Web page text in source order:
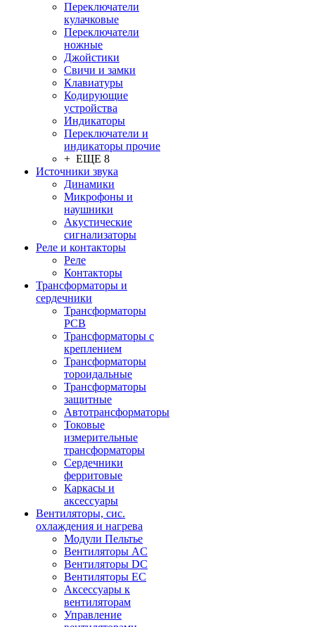
Переключатели
кулачковые
Переключатели
ножные
Джойстики
Свичи и замки
Клавиатуры
Кодирующие
устройства
Индикаторы
Переключатели и
индикаторы прочие
+ ЕЩЕ 8
Источники звука
Динамики
Микрофоны и
наушники
Акустические
сигнализаторы
Реле и контакторы
Реле
Контакторы
Трансформаторы и
сердечники
Трансформаторы
PCB
Трансформаторы с
креплением
Трансформаторы
тороидальные
Трансформаторы
защитные
Автотрансформаторы
Токовые
измерительные
трансформаторы
Сердечники
ферритовые
Каркасы и
аксессуары
Вентиляторы, сис.
охлаждения и нагрева
Модули Пельтье
Вентиляторы AC
Вентиляторы DC
Вентиляторы EC
Аксессуары к
вентиляторам
Управление